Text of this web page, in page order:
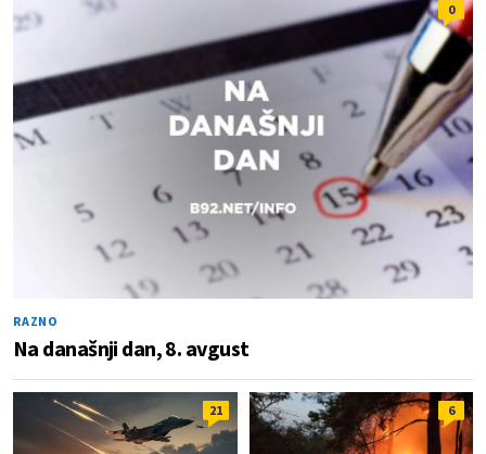
0
RAZNO
Na današnji dan, 8. avgust
21 6